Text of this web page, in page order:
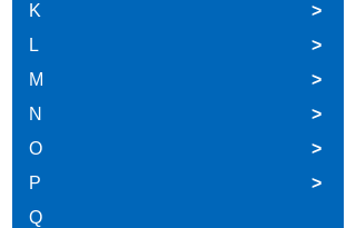
K
>
L
>
M
>
N
>
O
>
P
>
Q